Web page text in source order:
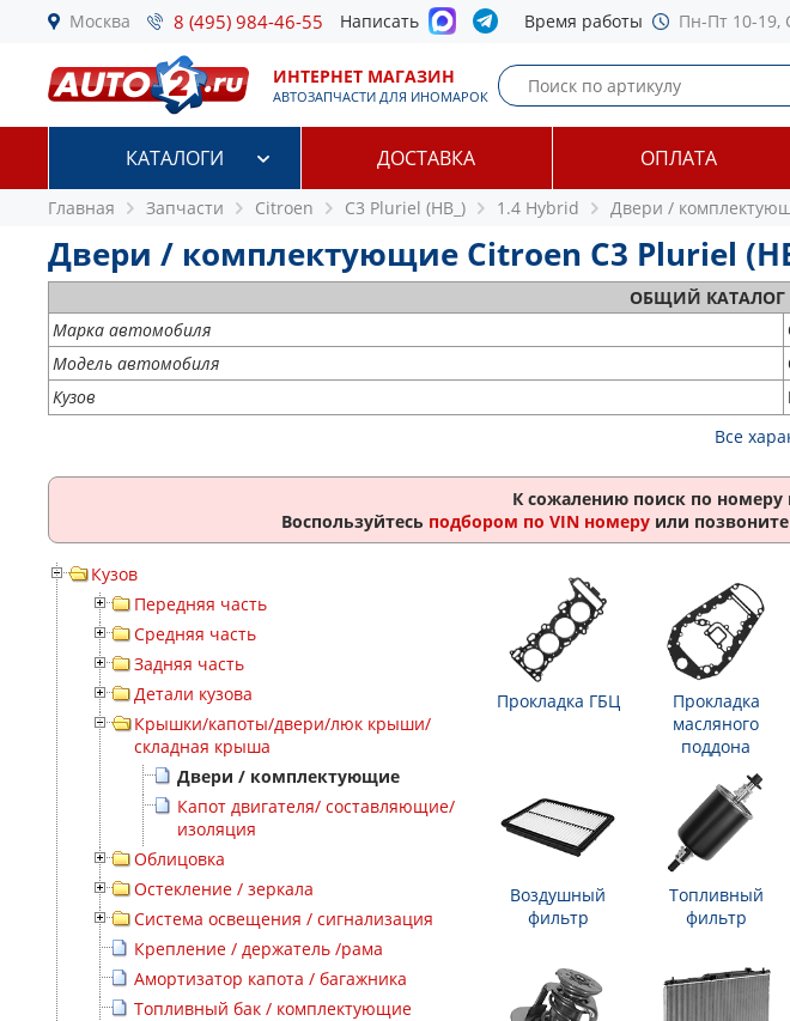
Москва 8 (495) 984-46-55 Написать Время работы Пн-Пт 10-19,
ИНТЕРНЕТ МАГАЗИН
АВТОЗАПЧАСТИ ДЛЯ ИНОМАРОК
КАТАЛОГИ ДОСТАВКА ОПЛАТА
Главная Запчасти Citroen C3 Pluriel (HB_) 1.4 Hybrid Двери /
Двери / комплектующие Citroen C3 Pluriel
ОБЩИЙ
Марка автомобиля
Модель автомобиля
Кузов
Все
К сожалению поиск по номеру
Воспользуйтесь подбором по VIN номеру или
Кузов
Передняя часть
Средняя часть
Задняя часть
Детали кузова
Крышки/капоты/двери/люк крыши/
складная крыша
Двери / комплектующие
Капот двигателя/ составляющие/
изоляция
Облицовка
Остекление / зеркала
Система освещения / сигнализация
Крепление / держатель /рама
Амортизатор капота / багажника
Топливный бак / комплектующие
Прокладка ГБЦ
Прокладка
масляного
поддона
Воздушный
фильтр
Топливный
фильтр